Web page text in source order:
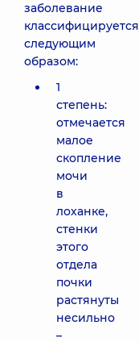
заболевание
классифицируется
следующим
образом:
1
степень:
отмечается
малое
скопление
мочи
в
лоханке,
стенки
этого
отдела
почки
растянуты
несильно
–